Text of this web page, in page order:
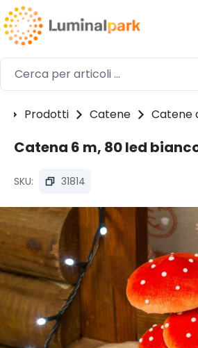
Passa al contenuto principale
Prodotti Catene Catene
Catena 6 m, 80 led
SKU: 31814
Salta la galleria di immagini